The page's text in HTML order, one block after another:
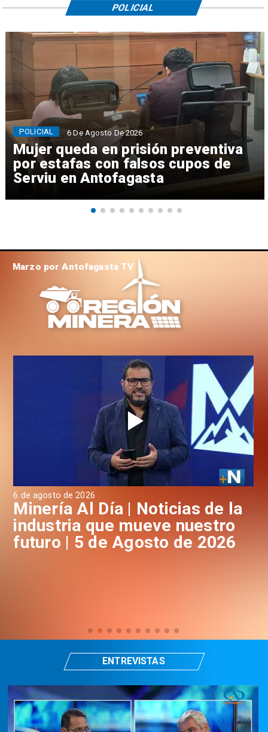
Mujer queda en prisión preventiva
por estafas con falsos cupos de
Serviu en Antofagasta
POLICIAL 6 De Agosto De 2026
POLICIAL
6 de agosto de 2026
Minería Al Día | Noticias de la
industria que mueve nuestro
futuro | 5 de Agosto de 2026
Marzo por Antofagasta TV
ENTREVISTAS